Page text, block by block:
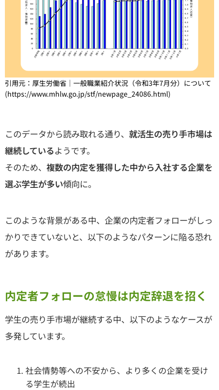
引用元：厚生労働省｜一般職業紹介状況（令和3年7月分）について
(https://www.mhlw.go.jp/stf/newpage_24086.html)
このデータから読み取れる通り、 就活生の売り手市場は
継続しているようです。
そのため、 複数の内定を獲得した中から入社する企業を
選ぶ学生が多い傾向に。
このような背景がある中、企業の内定者フォローがしっ
かりできていないと、以下のようなパターンに陥る恐れ
があります。
内定者フォローの怠慢は内定辞退を招く
学生の売り手市場が継続する中、以下のようなケースが
多発しています。
社会情勢等への不安から、より多くの企業を受け
る学生が続出